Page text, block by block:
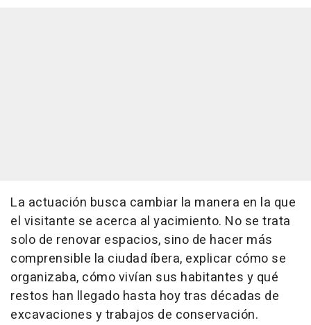
La actuación busca cambiar la manera en la que
el visitante se acerca al yacimiento. No se trata
solo de renovar espacios, sino de hacer más
comprensible la ciudad íbera, explicar cómo se
organizaba, cómo vivían sus habitantes y qué
restos han llegado hasta hoy tras décadas de
excavaciones y trabajos de conservación.